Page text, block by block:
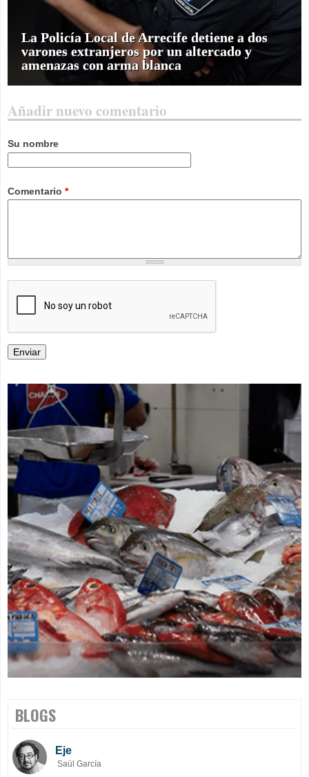
La Policía Local de Arrecife detiene a dos
varones extranjeros por un altercado y
amenazas con arma blanca
Añadir nuevo comentario
Su nombre
Comentario *
BLOGS
Eje
Saúl García